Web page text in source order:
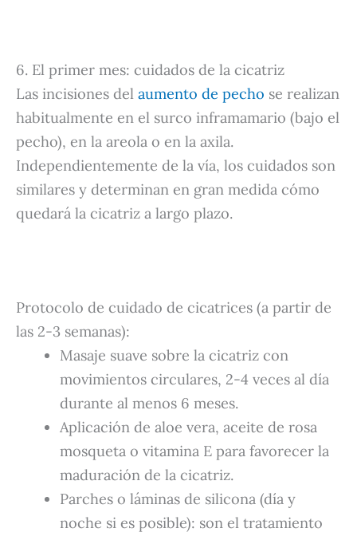
6. El primer mes: cuidados de la cicatriz
Las incisiones del aumento de pecho se realizan
habitualmente en el surco inframamario (bajo el
pecho), en la areola o en la axila.
Independientemente de la vía, los cuidados son
similares y determinan en gran medida cómo
quedará la cicatriz a largo plazo.
Protocolo de cuidado de cicatrices (a partir de
las 2-3 semanas):
Masaje suave sobre la cicatriz con
movimientos circulares, 2-4 veces al día
durante al menos 6 meses.
Aplicación de aloe vera, aceite de rosa
mosqueta o vitamina E para favorecer la
maduración de la cicatriz.
Parches o láminas de silicona (día y
noche si es posible): son el tratamiento